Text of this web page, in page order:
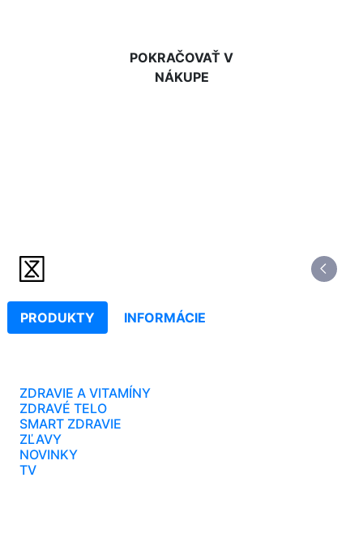
POKRAČOVAŤ V
NÁKUPE
PRODUKTY INFORMÁCIE
ZDRAVIE A VITAMÍNY
ZDRAVÉ TELO
SMART ZDRAVIE
ZĽAVY
NOVINKY
TV